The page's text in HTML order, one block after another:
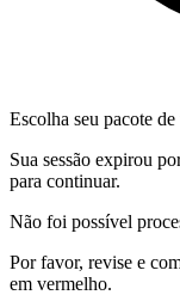
Escolha seu pacote
Sua sessão expirou
para continuar.
Não foi possível
Por favor, revise e
em vermelho.